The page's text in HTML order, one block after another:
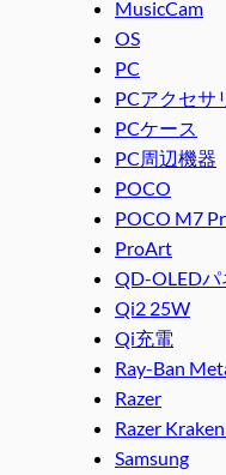
MusicCam
OS
PC
PCアクセサ
PCケース
PC周辺機器
POCO
POCO M7
ProArt
QD-OLEDパ
Qi2 25W
Qi充電
Ray-Ban
Razer
Razer
Samsung